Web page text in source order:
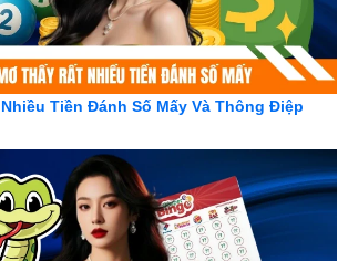
Tiền Đánh Số Mấy Và Thông Điệp